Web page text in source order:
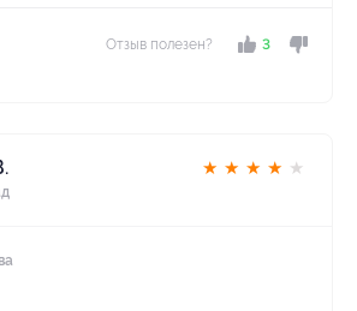
Отзыв полезен? 3
★ ★ ★ ★ ★